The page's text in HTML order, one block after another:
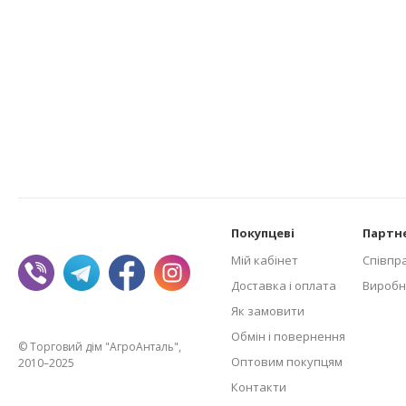
© Торговий дім "АгроАнталь",
2010–2025
Покупцеві
Мій кабінет
Доставка і оплата
Як замовити
Обмін і повернення
Оптовим покупцям
Контакти